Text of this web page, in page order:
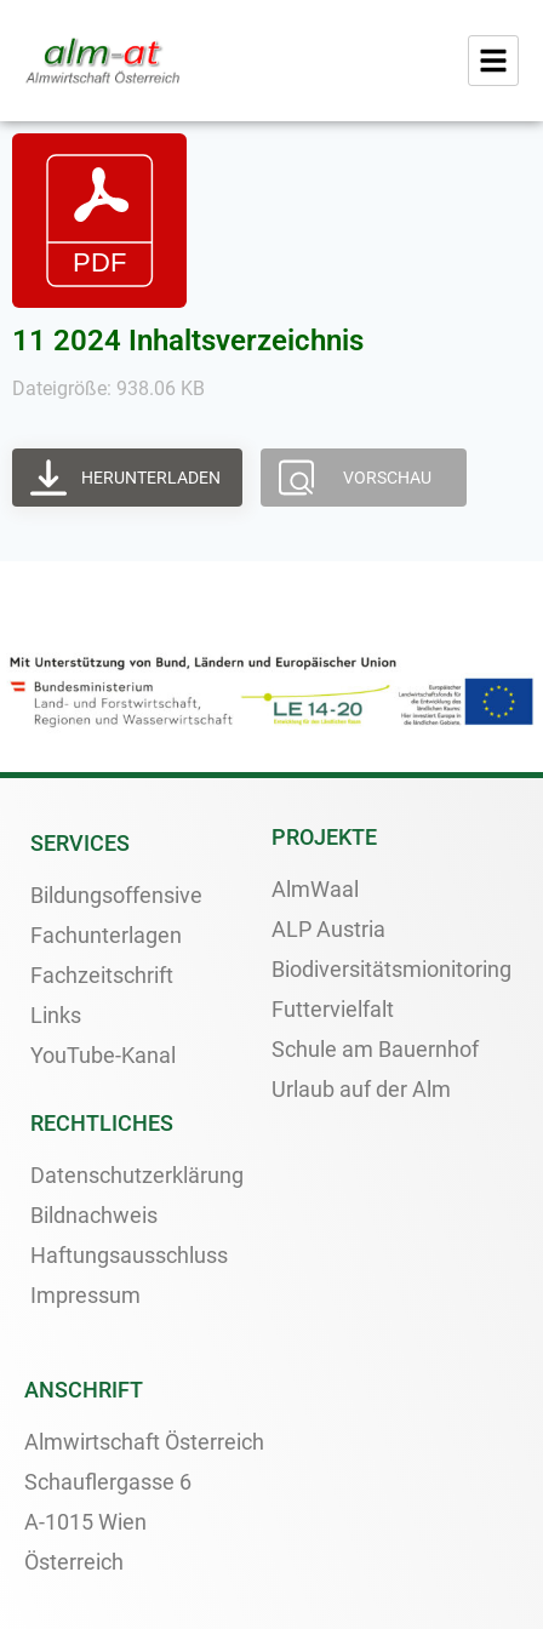
11 2024 Inhaltsverzeichnis
Dateigröße: 938.06 KB
HERUNTERLADEN VORSCHAU
SERVICES
Bildungsoffensive
Fachunterlagen
Fachzeitschrift
Links
YouTube-Kanal
PROJEKTE
AlmWaal
ALP Austria
Biodiversitätsmionitoring
Futtervielfalt
Schule am Bauernhof
Urlaub auf der Alm
RECHTLICHES
Datenschutzerklärung
Bildnachweis
Haftungsausschluss
Impressum
ANSCHRIFT
Almwirtschaft Österreich
Schauflergasse 6
A-1015 Wien
Österreich